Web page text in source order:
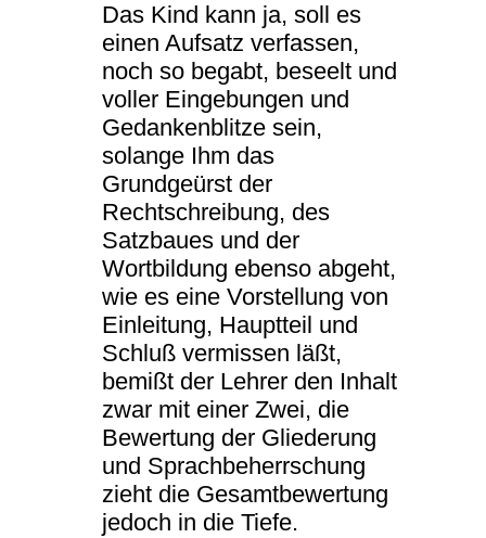
Das Kind kann ja, soll es
einen Aufsatz verfassen,
noch so begabt, beseelt und
voller Eingebungen und
Gedankenblitze sein,
solange Ihm das
Grundgeürst der
Rechtschreibung, des
Satzbaues und der
Wortbildung ebenso abgeht,
wie es eine Vorstellung von
Einleitung, Hauptteil und
Schluß vermissen läßt,
bemißt der Lehrer den Inhalt
zwar mit einer Zwei, die
Bewertung der Gliederung
und Sprachbeherrschung
zieht die Gesamtbewertung
jedoch in die Tiefe.